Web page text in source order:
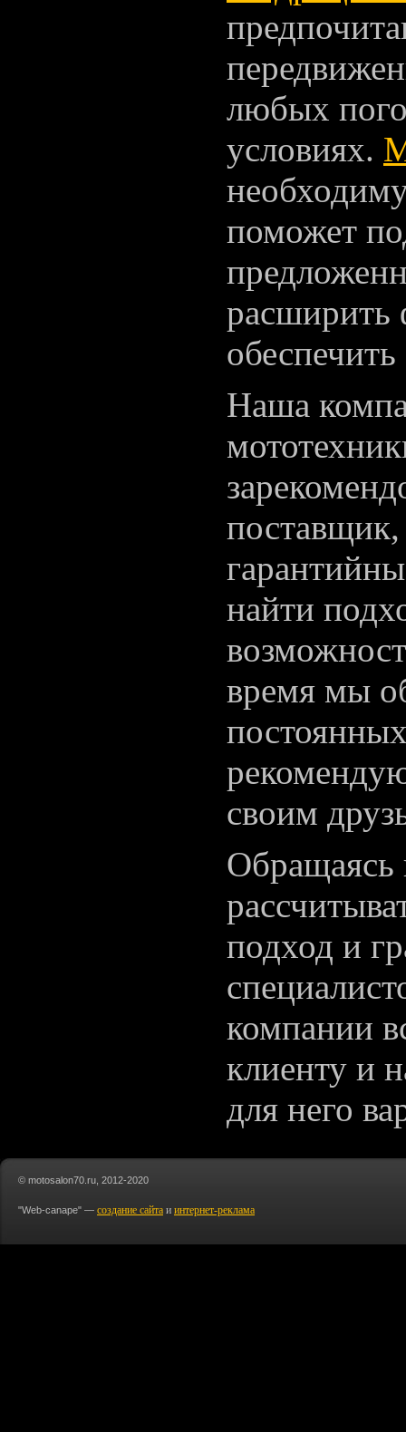
любых
условиях.
поможет
расширить
Наша
поставщик,
найти
время мы
своим
Обращаясь
подход и
компании
клиенту и
для него
© motosalon70.ru, 2012-2020
"Web-canape" — создание сайта и интернет-реклама